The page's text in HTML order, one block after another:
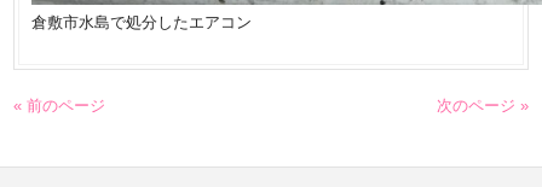
倉敷市水島で処分したエアコン
« 前のページ 次のページ »